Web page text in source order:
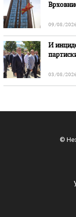
09/08/
И
03/08/
©